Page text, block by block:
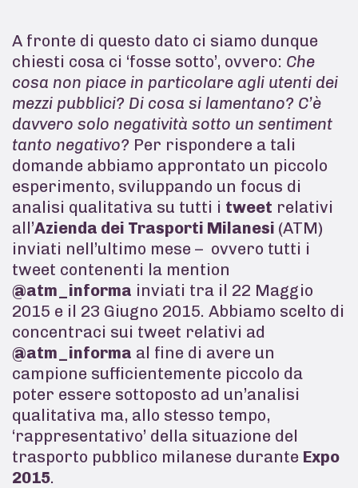
A fronte di questo dato ci siamo dunque
chiesti cosa ci ‘fosse sotto’, ovvero: Che
cosa non piace in particolare agli utenti dei
mezzi pubblici? Di cosa si lamentano? C’è
davvero solo negatività sotto un sentiment
tanto negativo? Per rispondere a tali
domande abbiamo approntato un piccolo
esperimento, sviluppando un focus di
analisi qualitativa su tutti i tweet relativi
all’Azienda dei Trasporti Milanesi (ATM)
inviati nell’ultimo mese – ovvero tutti i
tweet contenenti la mention
@atm_informa inviati tra il 22 Maggio
2015 e il 23 Giugno 2015. Abbiamo scelto di
concentraci sui tweet relativi ad
@atm_informa al fine di avere un
campione sufficientemente piccolo da
poter essere sottoposto ad un’analisi
qualitativa ma, allo stesso tempo,
‘rappresentativo’ della situazione del
trasporto pubblico milanese durante Expo
2015.